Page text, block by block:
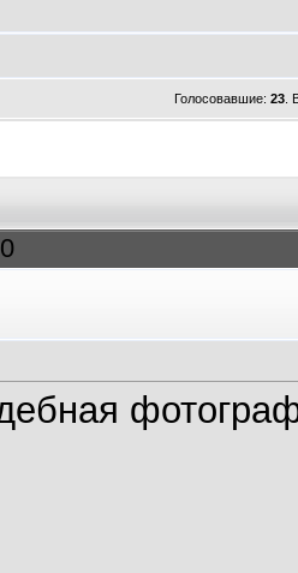
Голосовавшие:23 .